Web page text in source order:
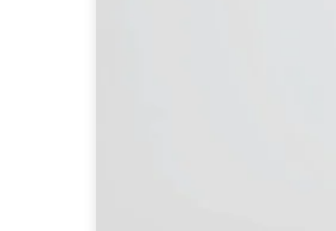
research